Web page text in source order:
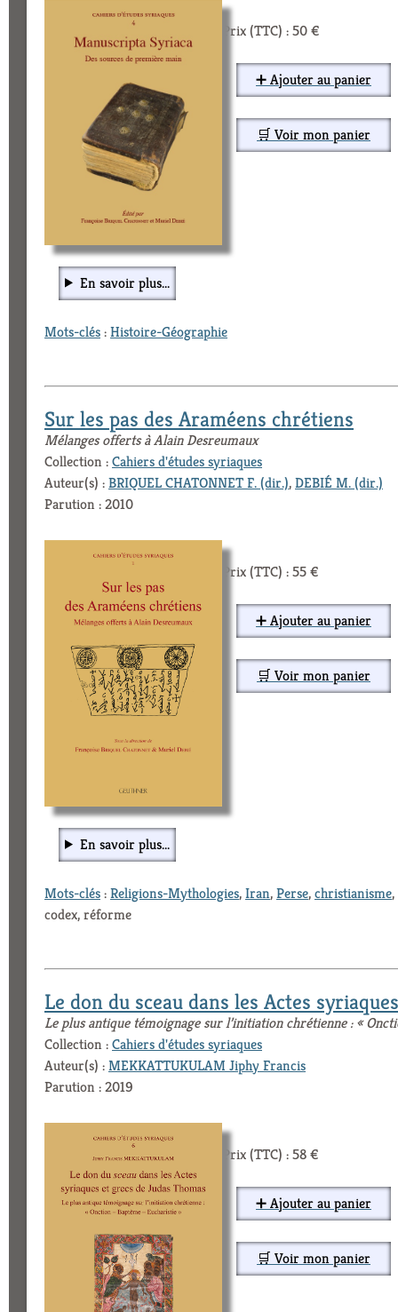
Prix (TTC) : 50 €
➕ Ajouter au panier
🛒 Voir mon panier
En savoir plus...
Mots-clés:Histoire-Géographie
Sur les pas des Araméens chrétiens
Mélanges offerts à Alain Desreumaux
Collection :Cahiers d'études syriaques
Auteur(s) :BRIQUEL CHATONNET F. (dir.),DEBIÉ M. (dir.)
Parution : 2010
Prix (TTC) : 55 €
➕ Ajouter au panier
🛒 Voir mon panier
En savoir plus...
Mots-clés:Religions-Mythologies,Iran,Perse,christianisme,
codex, réforme
Le don du sceau dans les Actes
Le plus antique témoignage sur l’initiation chrétienne : «
Collection :Cahiers d'études syriaques
Auteur(s) :MEKKATTUKULAM Jiphy Francis
Parution : 2019
Prix (TTC) : 58 €
➕ Ajouter au panier
🛒 Voir mon panier